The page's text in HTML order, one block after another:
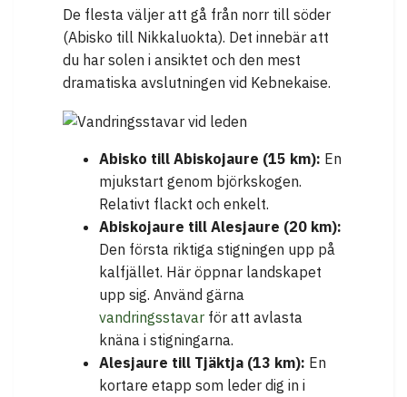
De flesta väljer att gå från norr till söder
(Abisko till Nikkaluokta). Det innebär att
du har solen i ansiktet och den mest
dramatiska avslutningen vid Kebnekaise.
Abisko till Abiskojaure (15 km): En
mjukstart genom björkskogen.
Relativt flackt och enkelt.
Abiskojaure till Alesjaure (20 km):
Den första riktiga stigningen upp på
kalfjället. Här öppnar landskapet
upp sig. Använd gärna
vandringsstavar för att avlasta
knäna i stigningarna.
Alesjaure till Tjäktja (13 km): En
kortare etapp som leder dig in i